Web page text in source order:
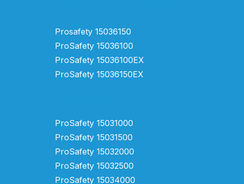
Prosafety 15036150
ProSafety 15036100
ProSafety 15036100EX
ProSafety 15036150EX
ProSafety 15031000
ProSafety 15031500
ProSafety 15032000
ProSafety 15032500
ProSafety 15034000